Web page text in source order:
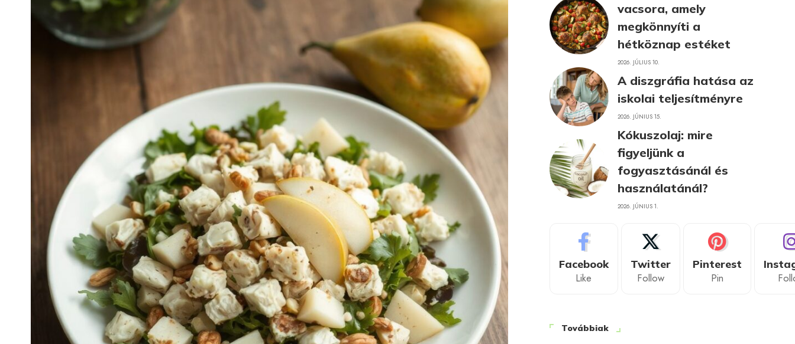
vacsora, amely
megkönnyíti a
hétköznap estéket
2026. JÚLIUS 10.
A diszgráfia hatása az
iskolai teljesítményre
2026. JÚNIUS 15.
Kókuszolaj: mire
figyeljünk a
fogyasztásánál és
használatánál?
2026. JÚNIUS 1.
Facebook
Like
Twitter
Follow
Pinterest
Pin
Továbbiak